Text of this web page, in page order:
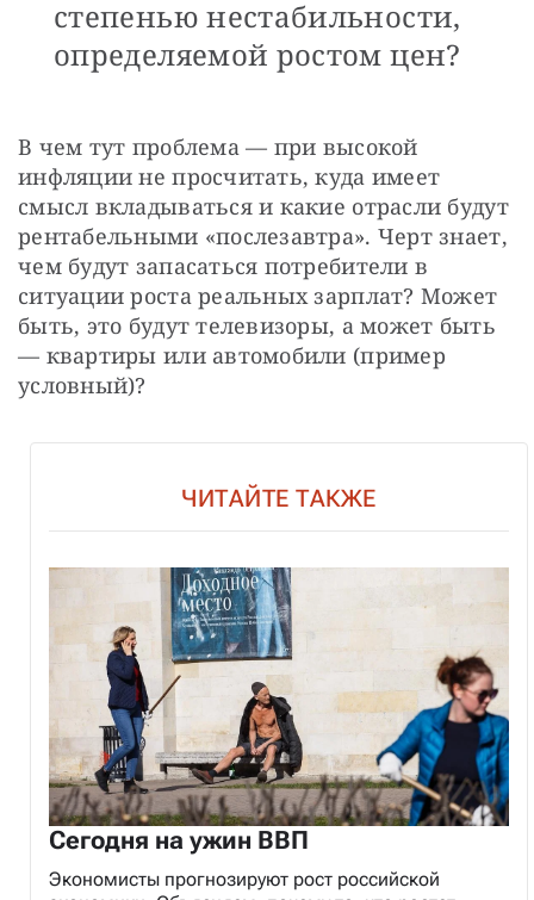
степенью нестабильности,
определяемой ростом цен?
В чем тут проблема — при высокой
инфляции не просчитать, куда имеет
смысл вкладываться и какие отрасли будут
рентабельными «послезавтра». Черт знает,
чем будут запасаться потребители в
ситуации роста реальных зарплат? Может
быть, это будут телевизоры, а может быть
— квартиры или автомобили (пример
условный)?
ЧИТАЙТЕ ТАКЖЕ
Сегодня на ужин ВВП
Экономисты прогнозируют рост российской